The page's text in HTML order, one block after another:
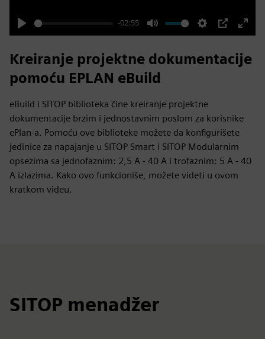
Play
-02:55
Mute Settings
PIP
Enter
Kreiranje projektne dokumentacije
pomoću EPLAN eBuild
eBuild i SITOP biblioteka čine kreiranje projektne
dokumentacije brzim i jednostavnim poslom za korisnike
ePlan-a. Pomoću ove biblioteke možete da konfigurišete
jedinice za napajanje u SITOP Smart i SITOP Modularnim
opsezima sa jednofaznim: 2,5 A - 40 A i trofaznim: 5 A - 40
A izlazima. Kako ovo funkcioniše, možete videti u ovom
kratkom videu.
SITOP menadžer